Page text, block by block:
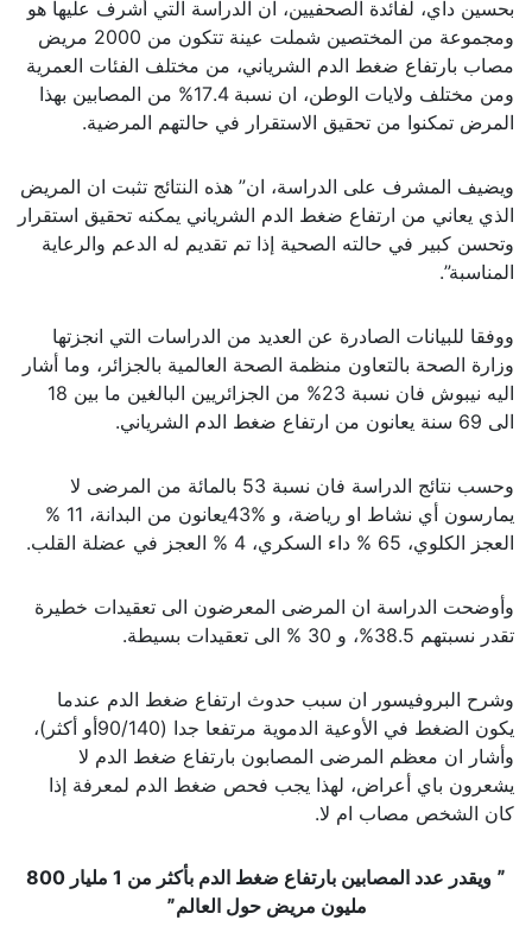
بحسين داي، لفائدة الصحفيين، ان الدراسة التي أشرف عليها هو
ومجموعة من المختصين شملت عينة تتكون من 2000 مريض
مصاب بارتفاع ضغط الدم الشرياني، من مختلف الفئات العمرية
ومن مختلف ولايات الوطن، ان نسبة 17.4% من المصابين بهذا
المرض تمكنوا من تحقيق الاستقرار في حالتهم المرضية.
ويضيف المشرف على الدراسة، ان” هذه النتائج تثبت ان المريض
الذي يعاني من ارتفاع ضغط الدم الشرياني يمكنه تحقيق استقرار
وتحسن كبير في حالته الصحية إذا تم تقديم له الدعم والرعاية
المناسبة”.
ووفقا للبيانات الصادرة عن العديد من الدراسات التي انجزتها
وزارة الصحة بالتعاون منظمة الصحة العالمية بالجزائر، وما أشار
اليه نيبوش فان نسبة 23% من الجزائريين البالغين ما بين 18
الى 69 سنة يعانون من ارتفاع ضغط الدم الشرياني.
وحسب نتائج الدراسة فان نسبة 53 بالمائة من المرضى لا
يمارسون أي نشاط او رياضة، و %43يعانون من البدانة، 11 %
العجز الكلوي، 65 % داء السكري، 4 % العجز في عضلة القلب.
وأوضحت الدراسة ان المرضى المعرضون الى تعقيدات خطيرة
تقدر نسبتهم 38.5%، و 30 % الى تعقيدات بسيطة.
وشرح البروفيسور ان سبب حدوث ارتفاع ضغط الدم عندما
يكون الضغط في الأوعية الدموية مرتفعا جدا (90/140أو أكثر)،
وأشار ان معظم المرضى المصابون بارتفاع ضغط الدم لا
يشعرون باي أعراض، لهذا يجب فحص ضغط الدم لمعرفة إذا
كان الشخص مصاب ام لا.
ˮ ويقدر عدد المصابين بارتفاع ضغط الدم بأكثر من 1 مليار 800
مليون مريض حول العالمˮ